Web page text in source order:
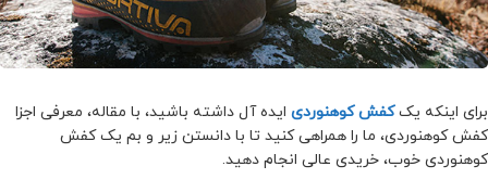
برای اینکه یککفش کوهنوردی ایده آل داشته باشید، با مقاله، معرفی اجزا
کفش کوهنوردی، ما را همراهی کنید تا با دانستن زیر و بم یک کفش
کوهنوردی خوب، خریدی عالی انجام دهید.